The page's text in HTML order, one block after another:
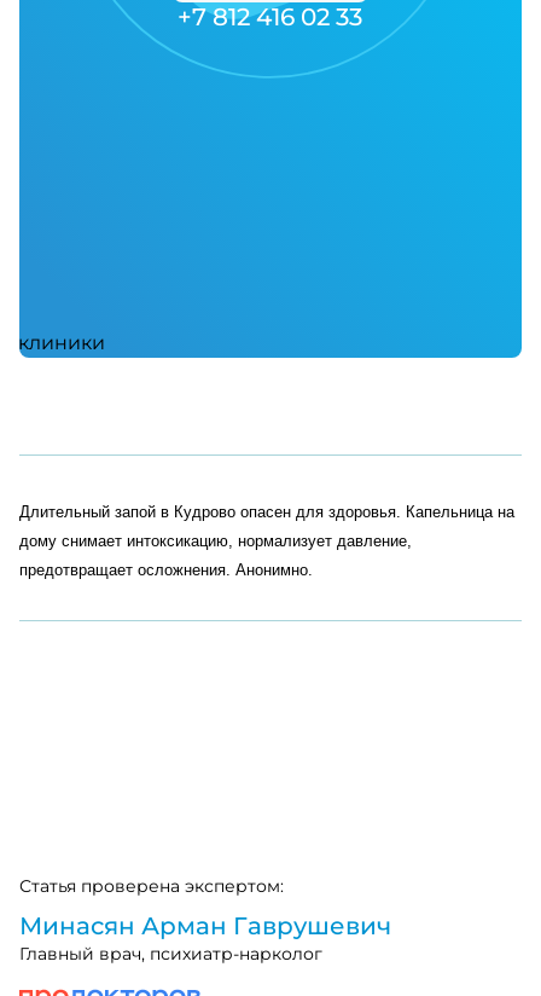
+7 812 416 02 33
Длительный запой в Кудрово опасен для здоровья. Капельница на
дому снимает интоксикацию, нормализует давление,
предотвращает осложнения. Анонимно.
Статья проверена экспертом:
Минасян Арман Гаврушевич
Главный врач, психиатр-нарколог